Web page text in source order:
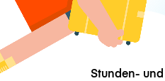
Stunden-